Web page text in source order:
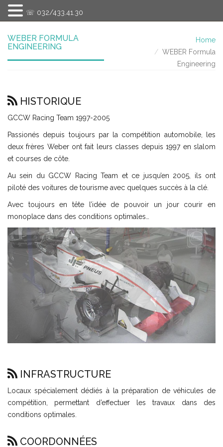
WEBER FORMULA
ENGINEERING
Home
WEBER Formula
Engineering
HISTORIQUE
GCCW Racing Team 1997-2005
Passionés depuis toujours par la compétition automobile, les
deux frères Weber ont fait leurs classes depuis 1997 en slalom
et courses de côte.
Au sein du GCCW Racing Team et ce jusqu’en 2005, ils ont
piloté des voitures de tourisme avec quelques succès à la clé.
Avec toujours en tête l’idée de pouvoir un jour courir en
monoplace dans des conditions optimales…
INFRASTRUCTURE
Locaux spécialement dédiés à la préparation de véhicules de
compétition, permettant d’effectuer les travaux dans des
conditions optimales.
COORDONNÉES
☏ 032/433.41.30